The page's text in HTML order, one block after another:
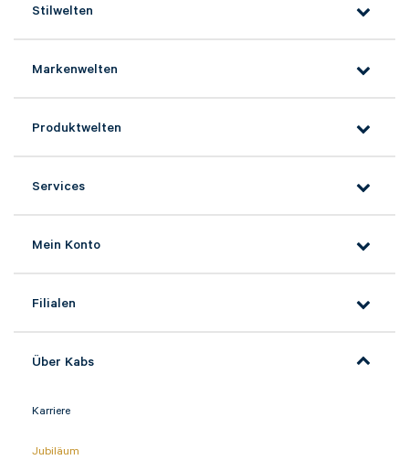
Stilwelten
Markenwelten
Produktwelten
Services
Mein Konto
Filialen
Über Kabs
Karriere
Jubiläum